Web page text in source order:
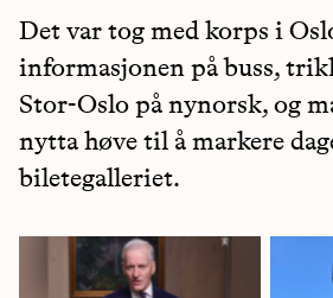
Det var tog med korps i
informasjonen på buss,
Stor-Oslo på nynorsk, og
nytta høve til å markere
biletegalleriet.